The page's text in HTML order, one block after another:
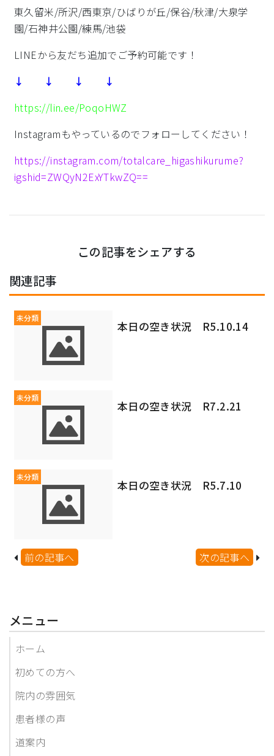
東久留米/所沢/西東京/ひばりが丘/保谷/秋津/大泉学
園/石神井公園/練馬/池袋
LINEから友だち追加でご予約可能です！
↓ ↓ ↓ ↓
https://lin.ee/PoqoHWZ
Instagramもやっているのでフォローしてください！
https://instagram.com/totalcare_higashikurume?
igshid=ZWQyN2ExYTkwZQ==
この記事をシェアする
関連記事
未分類
本日の空き状況 R5.10.14
未分類
本日の空き状況 R7.2.21
未分類
本日の空き状況 R5.7.10
前の記事へ 次の記事へ
メニュー
ホーム
初めての方へ
院内の雰囲気
患者様の声
道案内